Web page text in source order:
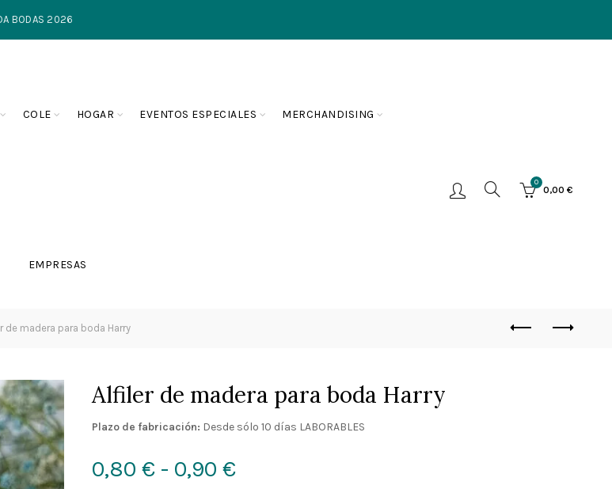
BODAS 2026
COLE HOGAR EVENTOS ESPECIALES MERCHANDISING
EMPRESAS
0
0,00 €
de madera para boda Harry
Alfiler de madera para boda Harry
Plazo de fabricación: Desde sólo 10 días LABORABLES
0,80 € - 0,90 €Rango